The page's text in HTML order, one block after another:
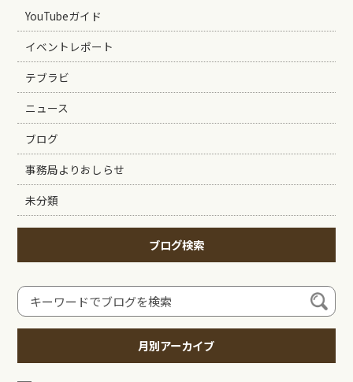
YouTubeガイド
イベントレポート
テブラビ
ニュース
ブログ
事務局よりおしらせ
未分類
ブログ検索
月別アーカイブ